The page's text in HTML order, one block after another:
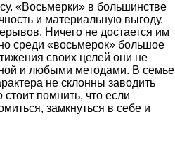
«Восьмерки» в большинстве
и материальную выгоду.
Ничего не достается им
среди «восьмерок» большое
своих целей они не
и любыми методами. В семье
не склонны заводить
помнить, что если
замкнуться в себе и